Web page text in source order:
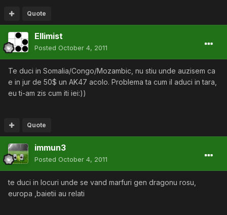
Quote
Ellimist
Posted October 4, 2011
Te duci in Somalia/Congo/Mozambic, nu stiu unde auzisem ca
e in jur de 50$ un AK47 acolo. Problema ta cum il aduci in tara,
eu ti-am zis cum iti iei:))
Quote
immun3
Posted October 4, 2011
te duci in locuri unde se vand marfuri gen dragonu rosu,
europa ,baietii au relati